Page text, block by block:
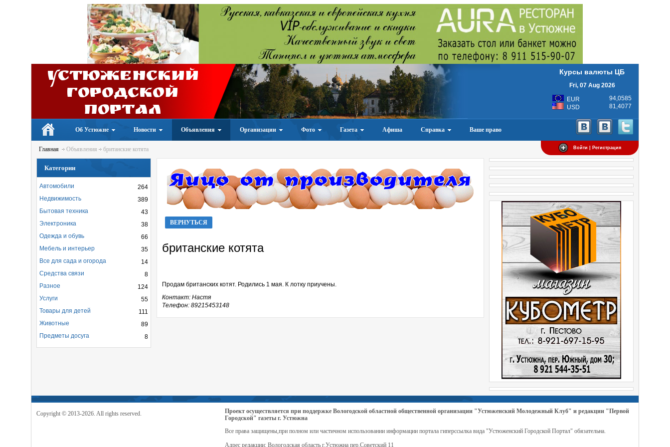
Устюженский
Городской
портал
Курсы валюты ЦБ
Fri, 07 Aug 2026
EUR
94,0585
USD
81,4077
Об Устюжне Новости Объявления Организации Фото Газета Афиша Справка Ваше право
Войти | Регистрация
Главная Объявления британские котята
ВЕРНУТЬСЯ
британские котята
Продам британских котят. Родились 1 мая. К лотку приучены.
Контакт: Настя
Телефон: 89215453148
Категории
264
Автомобили
389
Недвижимость
43
Бытовая техника
38
Электроника
66
Одежда и обувь
35
Мебель и интерьер
14
Все для сада и огорода
8
Средства связи
124
Разное
55
Услуги
111
Товары для детей
89
Животные
8
Предметы досуга
Copyright © 2013-2026. All rights reserved.
Проект осуществляется при поддержке Вологодской областной общественной организации "Устюженский Молодежный Клуб" и редакции "Первой
Городской" газеты г. Устюжна
Все права защищены,при полном или частичном использовании информации портала гиперссылка вида "Устюженский Городской Портал" обязательна.
Адрес редакции: Вологодская область г.Устюжна пер.Советский 11